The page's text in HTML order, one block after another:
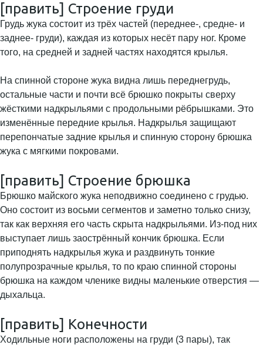
[править] Строение груди
Грудь жука состоит из трёх частей (переднее-, средне- и
заднее- груди), каждая из которых несёт пару ног. Кроме
того, на средней и задней частях находятся крылья.
На спинной стороне жука видна лишь переднегрудь,
остальные части и почти всё брюшко покрыты сверху
жёсткими надкрыльями с продольными рёбрышками. Это
изменённые передние крылья. Надкрылья защищают
перепончатые задние крылья и спинную сторону брюшка
жука с мягкими покровами.
[править] Строение брюшка
Брюшко майского жука неподвижно соединено с грудью.
Оно состоит из восьми сегментов и заметно только снизу,
так как верхняя его часть скрыта надкрыльями. Из-под них
выступает лишь заострённый кончик брюшка. Если
приподнять надкрылья жука и раздвинуть тонкие
полупрозрачные крылья, то по краю спинной стороны
брюшка на каждом членике видны маленькие отверстия —
дыхальца.
[править] Конечности
Ходильные ноги расположены на груди (3 пары), так